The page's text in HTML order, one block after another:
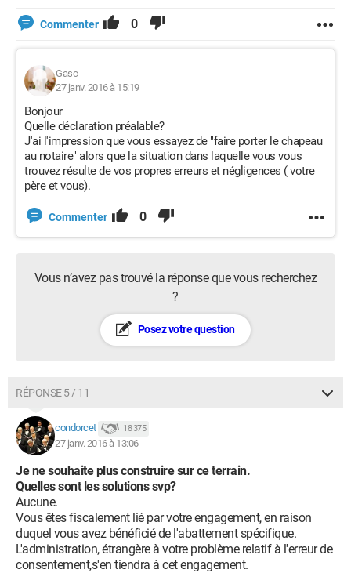
Commenter 0
Gasc
27 janv. 2016 à 15:19
Bonjour
Quelle déclaration préalable?
J'ai l'impression que vous essayez de "faire porter le chapeau
au notaire" alors que la situation dans laquelle vous vous
trouvez résulte de vos propres erreurs et négligences ( votre
père et vous).
Commenter 0
Vous n’avez pas trouvé la réponse que vous recherchez
?
Posez votre question
RÉPONSE 5 / 11
condorcet 18 375
27 janv. 2016 à 13:06
Je ne souhaite plus construire sur ce terrain.
Quelles sont les solutions svp?
Aucune.
Vous êtes fiscalement lié par votre engagement, en raison
duquel vous avez bénéficié de l'abattement spécifique.
L'administration, étrangère à votre problème relatif à l'erreur de
consentement,s'en tiendra à cet engagement.